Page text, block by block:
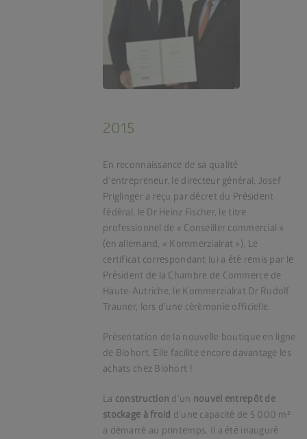
2015
En reconnaissance de sa qualité
d’entrepreneur, le directeur général, Josef
Priglinger a reçu par décret du Président
fédéral, le Dr Heinz Fischer, le titre
professionnel de « Conseiller commercial »
(en allemand, « Kommerzialrat »). Le
certificat correspondant lui a été remis par le
Président de la Chambre de Commerce de
Haute-Autriche, le Kommerzialrat Dr Rudolf
Trauner, lors d’une cérémonie officielle.
Présentation de la nouvelle boutique en ligne
de Biohort. Elle facilite encore davantage les
achats chez Biohort !
La construction d’un nouvel entrepôt de
stockage à froid d’une capacité de 5 000 m²
a démarré au printemps. Il a été inauguré